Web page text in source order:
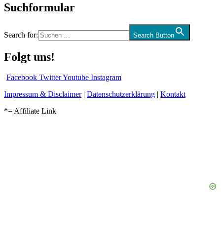
Suchformular
Search for: Search Button
Folgt uns!
Facebook TwitterYoutube Instagram
Impressum & Disclaimer| Datenschutzerklärung | Kontakt
*= Affiliate Link